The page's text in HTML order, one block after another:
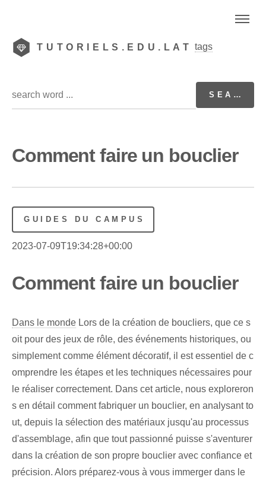
TUTORIELS.EDU.LAT tags
Comment faire un bouclier
GUIDES DU CAMPUS
2023-07-09T19:34:28+00:00
Comment faire un bouclier
Dans le monde Lors de la création de boucliers, que ce s
oit pour des jeux de rôle, des événements historiques, ou
simplement comme élément décoratif, il est essentiel de c
omprendre les étapes et les techniques nécessaires pour
le réaliser correctement. Dans cet article, nous exploreron
s en détail comment fabriquer un bouclier, en analysant to
ut, depuis la sélection des matériaux jusqu'au processus
d'assemblage, afin que tout passionné puisse s'aventurer
dans la création de son propre bouclier avec confiance et
précision. Alors préparez-vous à vous immerger dans le